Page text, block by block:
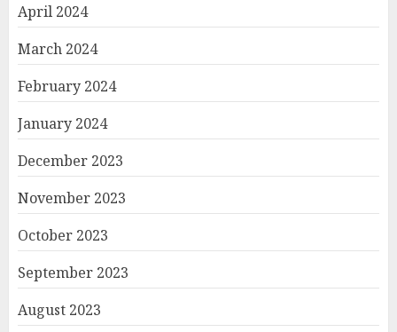
April 2024
March 2024
February 2024
January 2024
December 2023
November 2023
October 2023
September 2023
August 2023